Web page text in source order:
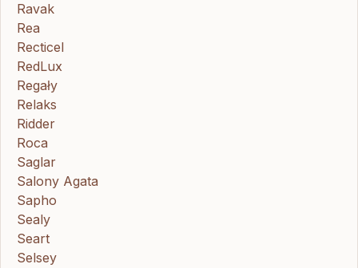
Ravak
Rea
Recticel
RedLux
Regały
Relaks
Ridder
Roca
Saglar
Salony Agata
Sapho
Sealy
Seart
Selsey